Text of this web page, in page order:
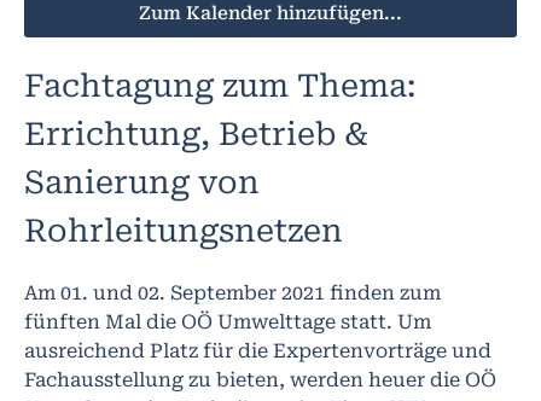
Zum Kalender hinzufügen...
Fachtagung zum Thema:
Errichtung, Betrieb &
Sanierung von
Rohrleitungsnetzen
Am 01. und 02. September 2021 finden zum
fünften Mal die OÖ Umwelttage statt. Um
ausreichend Platz für die Expertenvorträge und
Fachausstellung zu bieten, werden heuer die OÖ